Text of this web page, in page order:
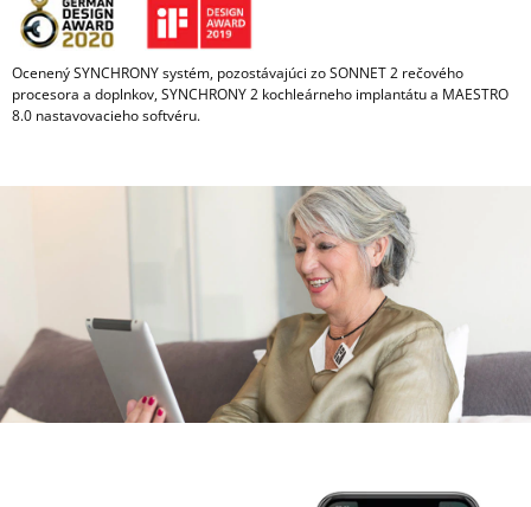
Ocenený SYNCHRONY systém, pozostávajúci zo SONNET 2 rečového
procesora a doplnkov, SYNCHRONY 2 kochleárneho implantátu a MAESTRO
8.0 nastavovacieho softvéru.